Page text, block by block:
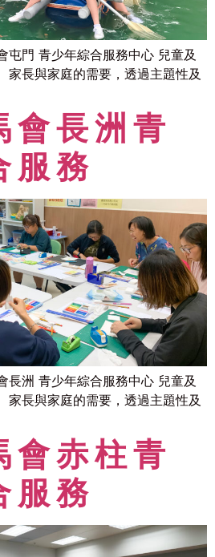
屯門 青少年綜合服務中心 兒童及
家長與家庭的需要，透過主題性及
會長洲青
服務
長洲 青少年綜合服務中心 兒童及
家長與家庭的需要，透過主題性及
會赤柱青
服務